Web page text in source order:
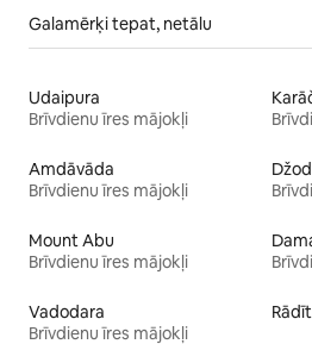
Galamērķi tepat, netālu
Udaipura
Brīvdienu īres mājokļi
Amdāvāda
Brīvdienu īres mājokļi
Mount Abu
Brīvdienu īres mājokļi
Vadodara
Brīvdienu īres mājokļi